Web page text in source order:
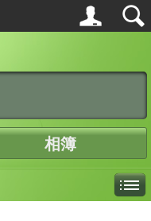
相簿